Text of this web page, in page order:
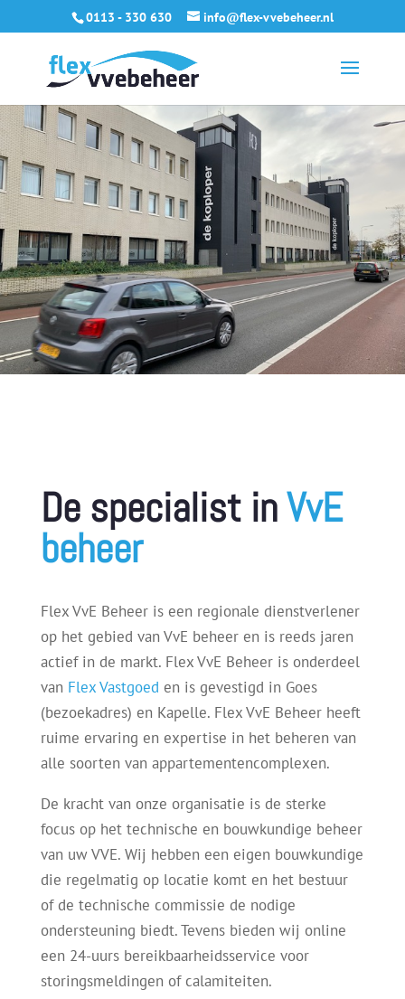
0113 - 330 630 info@flex-vvebeheer.nl
De specialist inVvE
beheer
Flex VvE Beheer is een regionale dienstverlener
op het gebied van VvE beheer en is reeds jaren
actief in de markt. Flex VvE Beheer is onderdeel
van Flex Vastgoed en is gevestigd in Goes
(bezoekadres) en Kapelle. Flex VvE Beheer heeft
ruime ervaring en expertise in het beheren van
alle soorten van appartementencomplexen.
De kracht van onze organisatie is de sterke
focus op het technische en bouwkundige beheer
van uw VVE. Wij hebben een eigen bouwkundige
die regelmatig op locatie komt en het bestuur
of de technische commissie de nodige
ondersteuning biedt. Tevens bieden wij online
een 24-uurs bereikbaarheidsservice voor
storingsmeldingen of calamiteiten.